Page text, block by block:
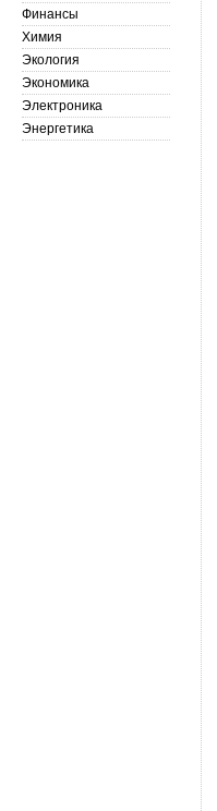
Финансы
Химия
Экология
Экономика
Электроника
Энергетика